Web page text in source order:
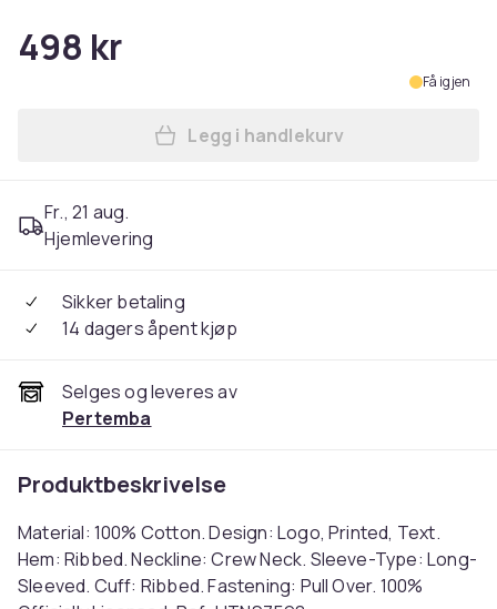
498 kr
Få igjen
Legg Barbie Womens/
Legg i handlekurv
Fr., 21 aug.
Hjemlevering
Sikker betaling
14 dagers åpent kjøp
Selges og leveres av
Pertemba
Produktbeskrivelse
Material: 100% Cotton. Design: Logo, Printed, Text.
Hem: Ribbed. Neckline: Crew Neck. Sleeve-Type: Long-
Sleeved. Cuff: Ribbed. Fastening: Pull Over. 100%